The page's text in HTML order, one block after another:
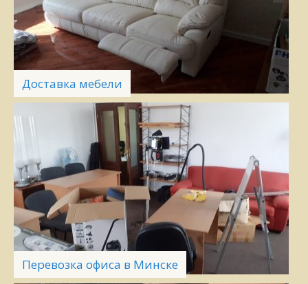
Доставка мебели
Перевозка офиса в Минске